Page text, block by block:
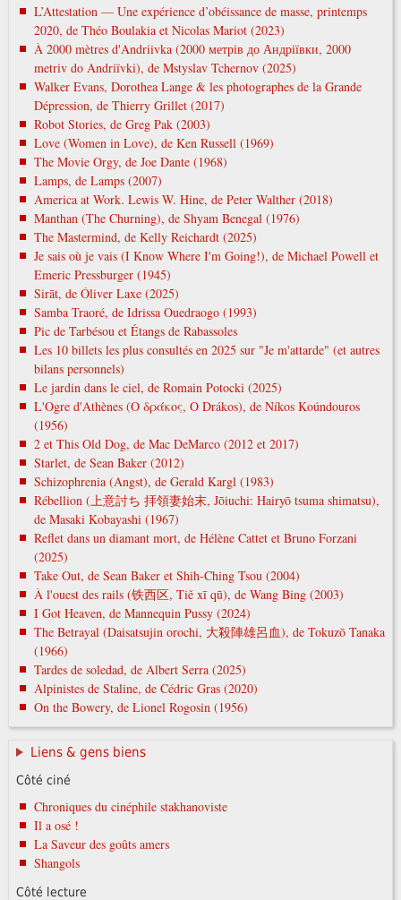
L’Attestation — Une expérience d’obéissance de masse, printemps
2020, de Théo Boulakia et Nicolas Mariot (2023)
À 2000 mètres d'Andriivka (2000 метрів до Андріївки, 2000
metrіv do Andrіїvki), de Mstyslav Tchernov (2025)
Walker Evans, Dorothea Lange & les photographes de la Grande
Dépression, de Thierry Grillet (2017)
Robot Stories, de Greg Pak (2003)
Love (Women in Love), de Ken Russell (1969)
The Movie Orgy, de Joe Dante (1968)
Lamps, de Lamps (2007)
America at Work. Lewis W. Hine, de Peter Walther (2018)
Manthan (The Churning), de Shyam Benegal (1976)
The Mastermind, de Kelly Reichardt (2025)
Je sais où je vais (I Know Where I'm Going!), de Michael Powell et
Emeric Pressburger (1945)
Sirāt, de Óliver Laxe (2025)
Samba Traoré, de Idrissa Ouedraogo (1993)
Pic de Tarbésou et Étangs de Rabassoles
Les 10 billets les plus consultés en 2025 sur "Je m'attarde" (et autres
bilans personnels)
Le jardin dans le ciel, de Romain Potocki (2025)
L'Ogre d'Athènes (Ο δράκος, O Drákos), de Níkos Koúndouros
(1956)
2 et This Old Dog, de Mac DeMarco (2012 et 2017)
Starlet, de Sean Baker (2012)
Schizophrenia (Angst), de Gerald Kargl (1983)
Rébellion (上意討ち 拝領妻始末, Jōiuchi: Hairyō tsuma shimatsu),
de Masaki Kobayashi (1967)
Reflet dans un diamant mort, de Hélène Cattet et Bruno Forzani
(2025)
Take Out, de Sean Baker et Shih-Ching Tsou (2004)
À l'ouest des rails (铁西区, Tiě xī qū), de Wang Bing (2003)
I Got Heaven, de Mannequin Pussy (2024)
The Betrayal (Daisatsujin orochi, 大殺陣雄呂血), de Tokuzō Tanaka
(1966)
Tardes de soledad, de Albert Serra (2025)
Alpinistes de Staline, de Cédric Gras (2020)
On the Bowery, de Lionel Rogosin (1956)
Liens & gens biens
Côté ciné
Chroniques du cinéphile stakhanoviste
Il a osé !
La Saveur des goûts amers
Shangols
Côté lecture